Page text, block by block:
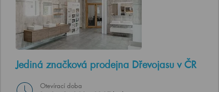
Jediná značková prodejna Dřevojasu v ČR
Otevírací doba